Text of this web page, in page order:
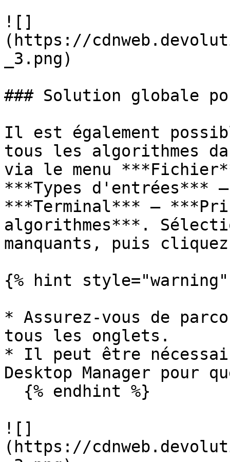
![]
(https://
_3.png)
### Solution globale
Il est également
tous les algorithmes
via le menu
***Types d'entrées***
***Terminal*** –
algorithmes***.
manquants, puis
{% hint style="warning"
* Assurez-vous de
tous les onglets.
* Il peut être
Desktop Manager
![]
(https://